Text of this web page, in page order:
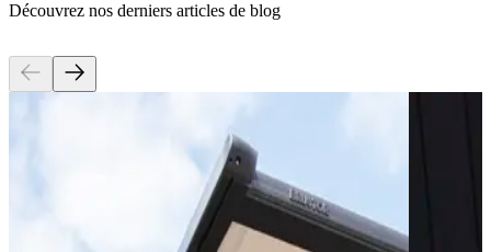
Découvrez nos derniers articles de blog